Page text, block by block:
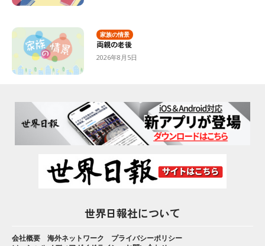
家族の情景
両親の老後
2026年8月5日
世界日報社について
会社概要 海外ネットワーク
プライバシーポリシー